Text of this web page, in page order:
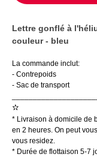
Lettre gonflé à
couleur - bleu
La commande inclut:
- Contrepoids
- Sac de transport
✫
* Livraison à domicile de
en 2 heures. On peut
vous residez.
* Durée de flottaison 5-7